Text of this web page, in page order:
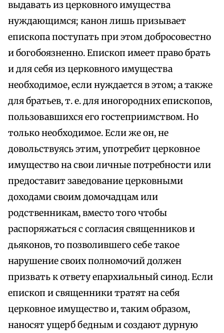
выдавать из церковного имущества
нуждающимся; канон лишь призывает
епископа поступать при этом добросовестно
и богобоязненно. Епископ имеет право брать
и для себя из церковного имущества
необходимое, если нуждается в этом; а также
для братьев, т. е. для иногородних епископов,
пользовавшихся его гостеприимством. Но
только необходимое. Если же он, не
довольствуясь этим, употребит церковное
имущество на свои личные потребности или
предоставит заведование церковными
доходами своим домочадцам или
родственникам, вместо того чтобы
распоряжаться с согласия священников и
дьяконов, то позволившего себе такое
нарушение своих полномочий должен
призвать к ответу епархиальный синод. Если
епископ и священники тратят на себя
церковное имущество и, таким образом,
наносят ущерб бедным и создают дурную